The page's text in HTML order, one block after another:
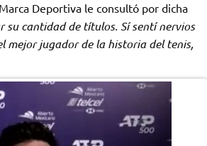
Deportiva le consultó por dicha
su cantidad de títulos. Sí sentí nervios
mejor jugador de la historia del tenis,